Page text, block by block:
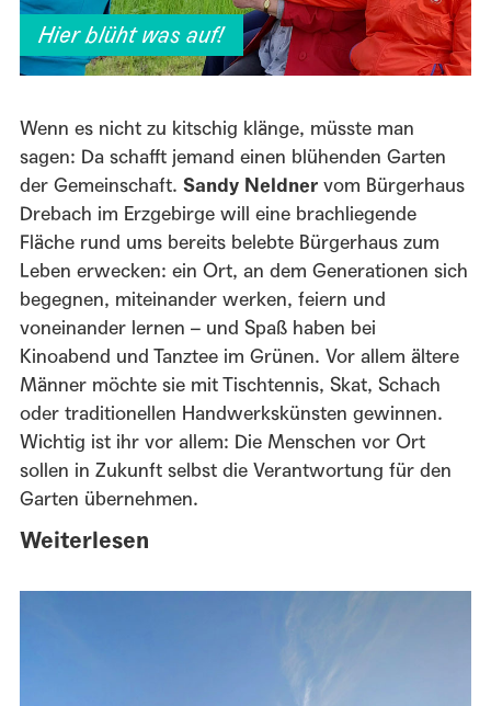
Hier blüht was auf!
Wenn es nicht zu kitschig klänge, müsste man
sagen: Da schafft jemand einen blühenden Garten
der Gemeinschaft. Sandy Neldner vom Bürgerhaus
Drebach im Erzgebirge will eine brachliegende
Fläche rund ums bereits belebte Bürgerhaus zum
Leben erwecken: ein Ort, an dem Generationen sich
begegnen, miteinander werken, feiern und
voneinander lernen – und Spaß haben bei
Kinoabend und Tanztee im Grünen. Vor allem ältere
Männer möchte sie mit Tischtennis, Skat, Schach
oder traditionellen Handwerkskünsten gewinnen.
Wichtig ist ihr vor allem: Die Menschen vor Ort
sollen in Zukunft selbst die Verantwortung für den
Garten übernehmen.
Weiterlesen